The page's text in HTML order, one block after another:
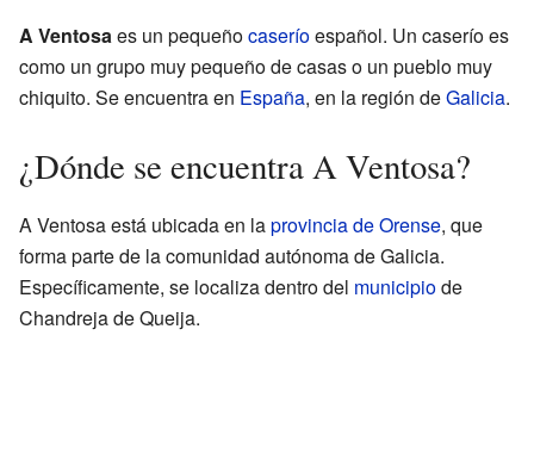
A Ventosaes un pequeñocaseríoespañol. Un caserío es
como un grupo muy pequeño de casas o un pueblo muy
chiquito. Se encuentra en España, en la región deGalicia.
¿Dónde se encuentra A Ventosa?
A Ventosa está ubicada en laprovincia de Orense, que
forma parte de la comunidad autónoma de Galicia.
Específicamente, se localiza dentro del municipiode
Chandreja de Queija.